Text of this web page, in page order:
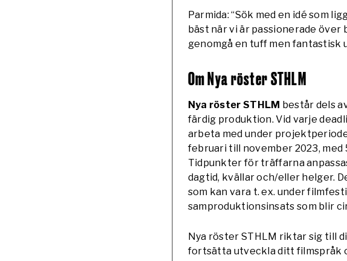
Parmida: “Sök med en idé som
bäst när vi är passionerade över
genomgå en tuff men fantastisk
Om Nya röster STHLM
Nya röster STHLM består dels
färdig produktion. Vid varje
arbeta med under
februari till november 2023,
Tidpunkter för träffarna
dagtid, kvällar och/eller helger.
som kan vara t. ex. under
samproduktionsinsats som blir
Nya röster STHLM riktar sig till
fortsätta utveckla ditt filmspråk